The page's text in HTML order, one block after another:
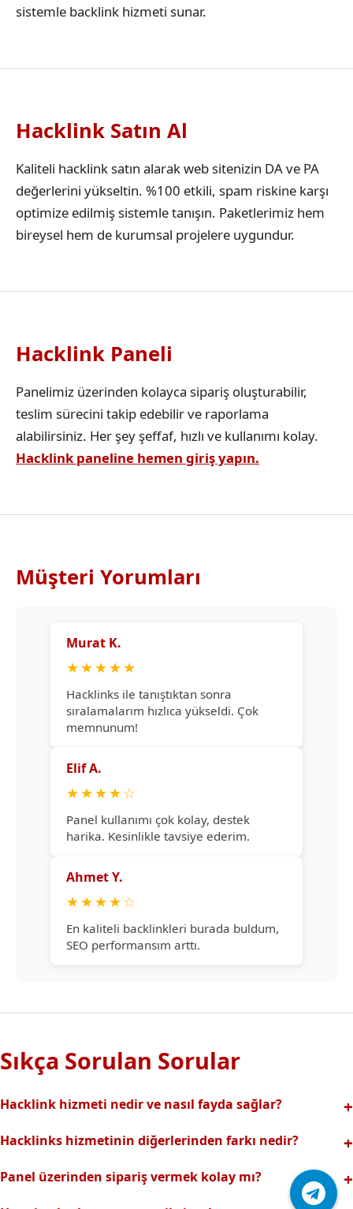
sistemle backlink hizmeti sunar.
Hacklink Satın Al
Kaliteli hacklink satın alarak web sitenizin DA ve PA
değerlerini yükseltin. %100 etkili, spam riskine karşı
optimize edilmiş sistemle tanışın. Paketlerimiz hem
bireysel hem de kurumsal projelere uygundur.
Hacklink Paneli
Panelimiz üzerinden kolayca sipariş oluşturabilir,
teslim sürecini takip edebilir ve raporlama
alabilirsiniz. Her şey şeffaf, hızlı ve kullanımı kolay.
Hacklink paneline hemen giriş yapın.
Müşteri Yorumları
Murat K.
★★★★★
Hacklinks ile tanıştıktan sonra
sıralamalarım hızlıca yükseldi. Çok
memnunum!
Elif A.
★★★★☆
Panel kullanımı çok kolay, destek
harika. Kesinlikle tavsiye ederim.
Ahmet Y.
★★★★☆
En kaliteli backlinkleri burada buldum,
SEO performansım arttı.
Sıkça Sorulan Sorular
Hacklink hizmeti nedir ve nasıl fayda sağlar?
backlinklerle sitenizin arama motorlarındaki
sıralamalarınız hızlıca yükselir.
Hacklinks hizmetinin diğerlerinden farkı nedir?
riski olmadan, en kaliteli ve etkili backlinkler sunuyoruz.
Profesyonel ekibimizle hızlı destek sağlanır.Ayrıca Daha
Panel üzerinden sipariş vermek kolay mı?
Hacklinks paneli kullanıcı dostu arayüzüyle kolayca sipariş